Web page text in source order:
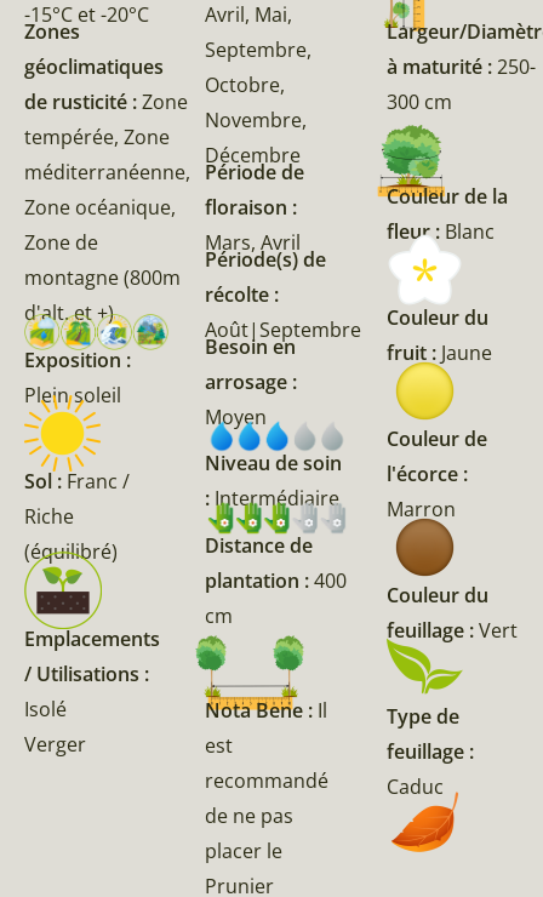
-15°C et -20°C
Zones
géoclimatiques
de rusticité :Zone
tempérée, Zone
méditerranéenne,
Zone océanique,
Zone de
montagne (800m
d'alt. et +)
Exposition :
Plein soleil
Sol : Franc /
Riche
(équilibré)
Emplacements
/ Utilisations :
Isolé
Verger
Avril, Mai,
Septembre,
Octobre,
Novembre,
Décembre
Période de
floraison :
Mars, Avril
Période(s) de
récolte :
Août|Septembre
Besoin en
arrosage :
Moyen
Niveau de soin
: Intermédiaire
Distance de
plantation :400
cm
Nota Bene : Il
est
recommandé
de ne pas
placer le
Prunier
Largeur/
à maturité :250-
300 cm
Couleur de la
fleur : Blanc
Couleur du
fruit : Jaune
Couleur de
l'écorce :
Marron
Couleur du
feuillage :Vert
Type de
feuillage :
Caduc